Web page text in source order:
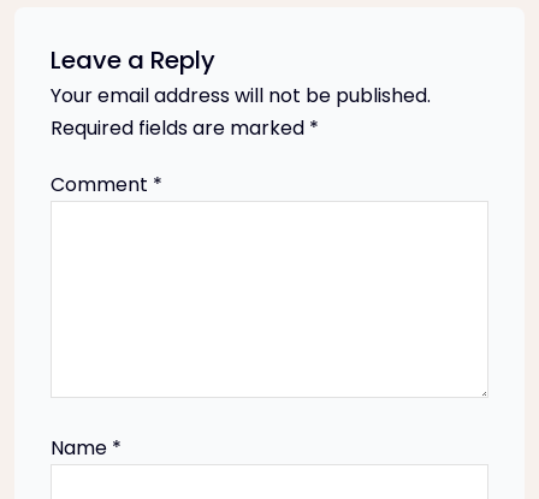
Leave a Reply
Your email address will not be published.
Required fields are marked *
Comment *
Name *